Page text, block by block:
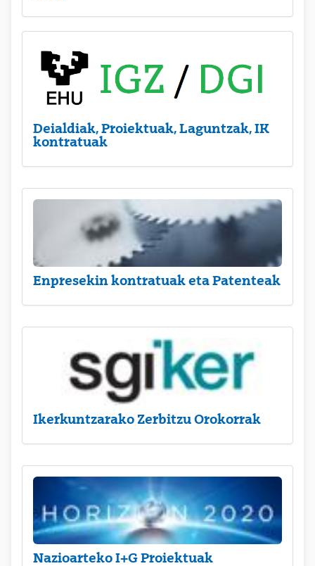
Deialdiak, Proiektuak, Laguntzak, IK
kontratuak
Enpresekin kontratuak eta Patenteak
Ikerkuntzarako Zerbitzu Orokorrak
Nazioarteko I+G Proiektuak